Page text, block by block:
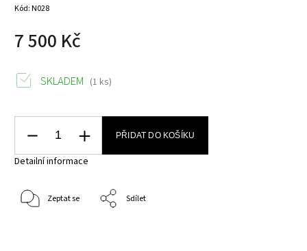
Kód:N028
7 500 Kč
SKLADEM (1 ks)
PŘIDAT DO KOŠÍKU
Detailní informace
Zeptat se Sdílet